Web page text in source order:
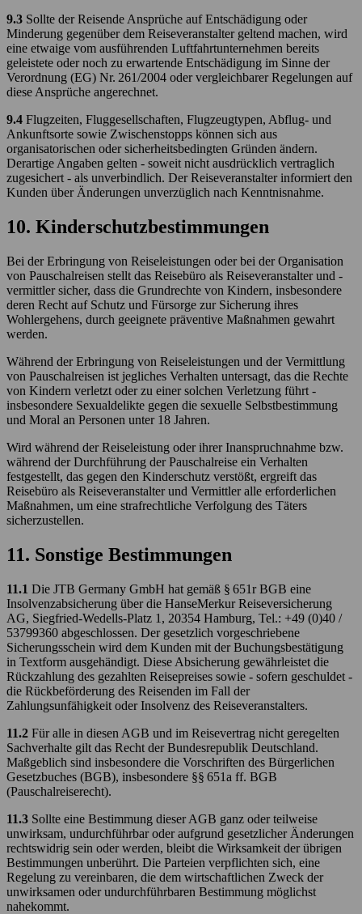
9.3 Sollte der Reisende Ansprüche auf Entschädigung oder
Minderung gegenüber dem Reiseveranstalter geltend machen, wird
eine etwaige vom ausführenden Luftfahrtunternehmen bereits
geleistete oder noch zu erwartende Entschädigung im Sinne der
Verordnung (EG) Nr. 261/2004 oder vergleichbarer Regelungen auf
diese Ansprüche angerechnet.
9.4 Flugzeiten, Fluggesellschaften, Flugzeugtypen, Abflug- und
Ankunftsorte sowie Zwischenstopps können sich aus
organisatorischen oder sicherheitsbedingten Gründen ändern.
Derartige Angaben gelten - soweit nicht ausdrücklich vertraglich
zugesichert - als unverbindlich. Der Reiseveranstalter informiert den
Kunden über Änderungen unverzüglich nach Kenntnisnahme.
10. Kinderschutzbestimmungen
Bei der Erbringung von Reiseleistungen oder bei der Organisation
von Pauschalreisen stellt das Reisebüro als Reiseveranstalter und -
vermittler sicher, dass die Grundrechte von Kindern, insbesondere
deren Recht auf Schutz und Fürsorge zur Sicherung ihres
Wohlergehens, durch geeignete präventive Maßnahmen gewahrt
werden.
Während der Erbringung von Reiseleistungen und der Vermittlung
von Pauschalreisen ist jegliches Verhalten untersagt, das die Rechte
von Kindern verletzt oder zu einer solchen Verletzung führt -
insbesondere Sexualdelikte gegen die sexuelle Selbstbestimmung
und Moral an Personen unter 18 Jahren.
Wird während der Reiseleistung oder ihrer Inanspruchnahme bzw.
während der Durchführung der Pauschalreise ein Verhalten
festgestellt, das gegen den Kinderschutz verstößt, ergreift das
Reisebüro als Reiseveranstalter und Vermittler alle erforderlichen
Maßnahmen, um eine strafrechtliche Verfolgung des Täters
sicherzustellen.
11. Sonstige Bestimmungen
11.1 Die JTB Germany GmbH hat gemäß § 651r BGB eine
Insolvenzabsicherung über die HanseMerkur Reiseversicherung
AG, Siegfried-Wedells-Platz 1, 20354 Hamburg, Tel.: +49 (0)40 /
53799360 abgeschlossen. Der gesetzlich vorgeschriebene
Sicherungsschein wird dem Kunden mit der Buchungsbestätigung
in Textform ausgehändigt. Diese Absicherung gewährleistet die
Rückzahlung des gezahlten Reisepreises sowie - sofern geschuldet -
die Rückbeförderung des Reisenden im Fall der
Zahlungsunfähigkeit oder Insolvenz des Reiseveranstalters.
11.2 Für alle in diesen AGB und im Reisevertrag nicht geregelten
Sachverhalte gilt das Recht der Bundesrepublik Deutschland.
Maßgeblich sind insbesondere die Vorschriften des Bürgerlichen
Gesetzbuches (BGB), insbesondere §§ 651a ff. BGB
(Pauschalreiserecht).
11.3 Sollte eine Bestimmung dieser AGB ganz oder teilweise
unwirksam, undurchführbar oder aufgrund gesetzlicher Änderungen
rechtswidrig sein oder werden, bleibt die Wirksamkeit der übrigen
Bestimmungen unberührt. Die Parteien verpflichten sich, eine
Regelung zu vereinbaren, die dem wirtschaftlichen Zweck der
unwirksamen oder undurchführbaren Bestimmung möglichst
nahekommt.